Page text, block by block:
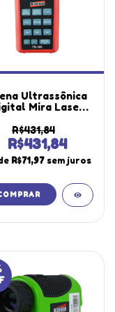
Ultrassônica
Mira Laser
Volume Tr-180
Instrutherm
Com Certificado
R$431,84
R$431,84
R$71,97 sem juros